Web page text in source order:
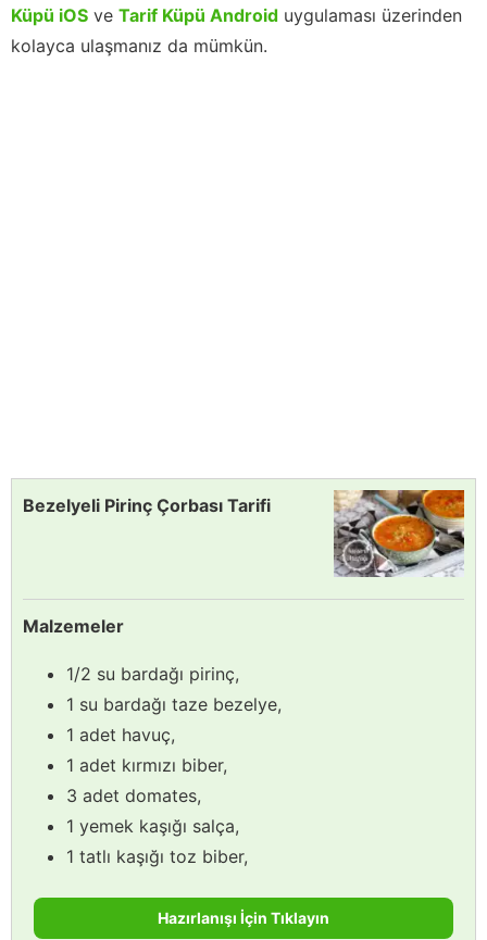
Küpü iOS ve Tarif Küpü Android uygulaması üzerinden
kolayca ulaşmanız da mümkün.
Bezelyeli Pirinç Çorbası Tarifi
Malzemeler
1/2 su bardağı pirinç,
1 su bardağı taze bezelye,
1 adet havuç,
1 adet kırmızı biber,
3 adet domates,
1 yemek kaşığı salça,
1 tatlı kaşığı toz biber,
Hazırlanışı İçin Tıklayın